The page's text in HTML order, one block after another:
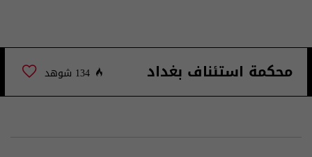
محكمة استئناف بغداد 134 شوهد